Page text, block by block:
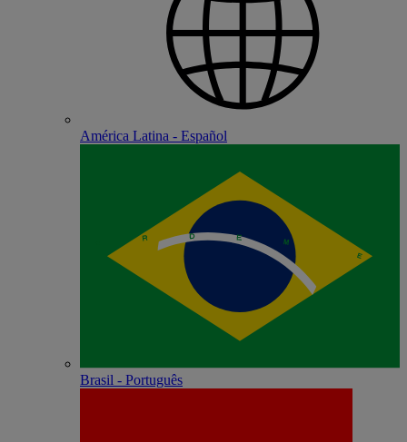
América Latina - Español
Brasil - Português